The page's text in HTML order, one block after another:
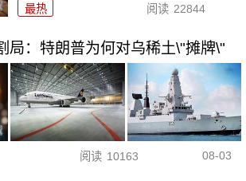
最热 阅读 22844
局：特朗普为何对乌稀土\"摊牌\"
阅读 10163 08-03